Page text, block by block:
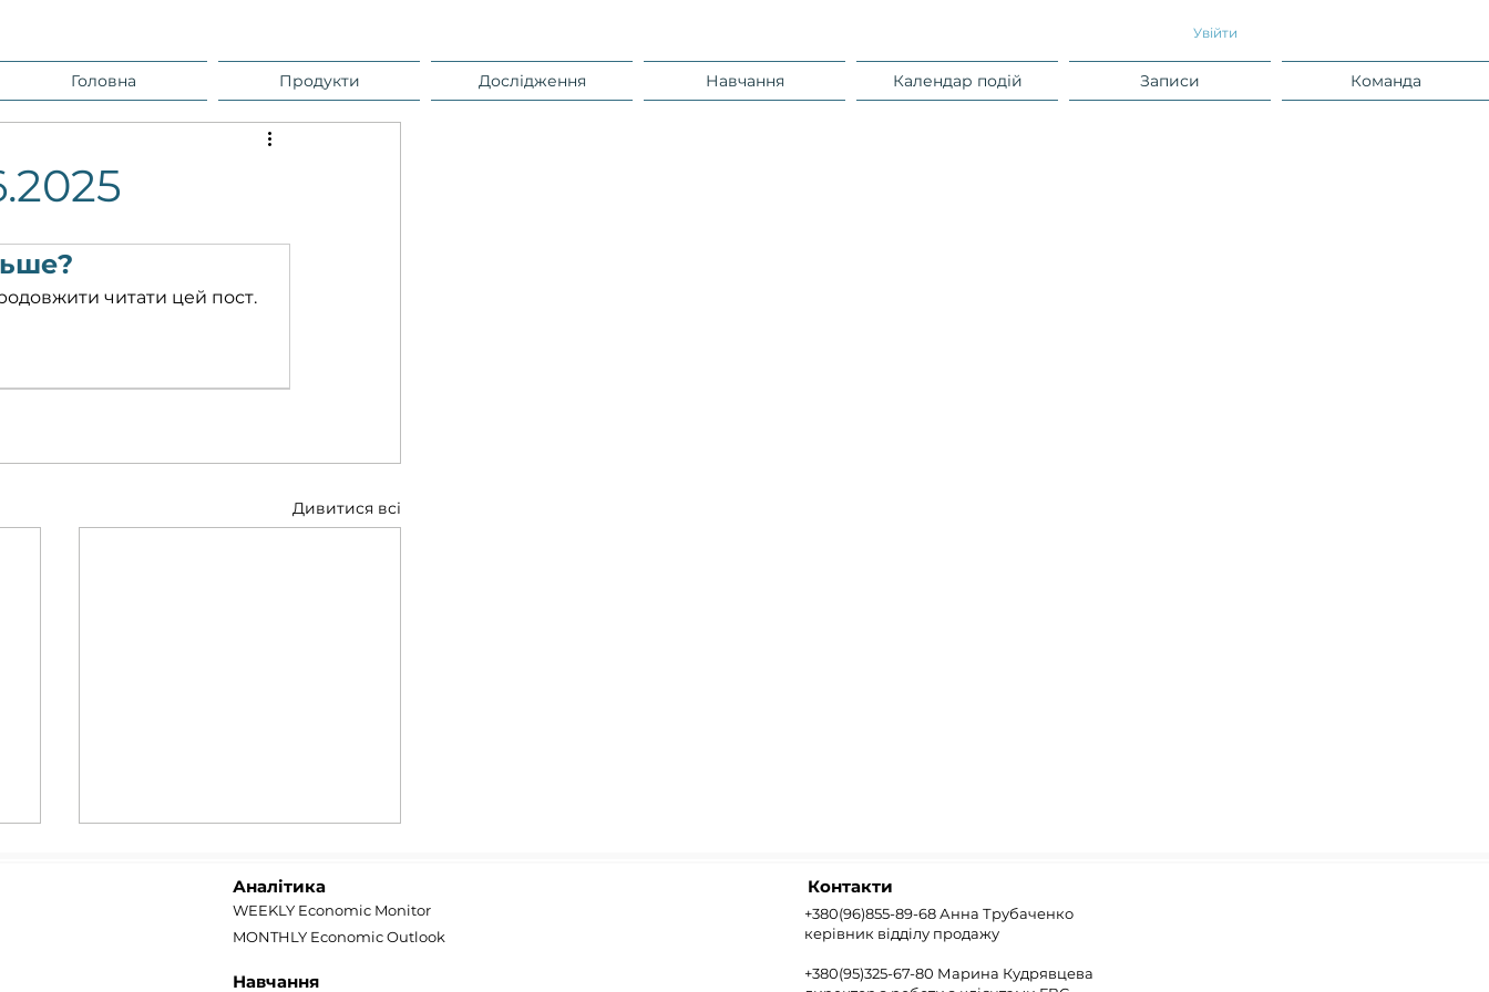
Увійти
Головна Продукти Дослідження Навчання Календар подій Записи Команда
читати цей пост.
Дивитися всі
Аналітика
WEEKLY Economic Monitor
MONTHLY Economic Outlook
Навчання
Контакти
+380(96)855-89-68 Анна Трубаченко
керівник відділу продажу
+380(95)325-67-80 Марина Кудрявцева